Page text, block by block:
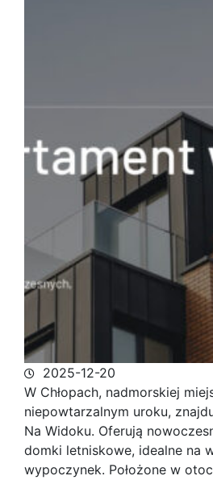
2025-12-20
W Chłopach, nadmorskiej
niepowtarzalnym uroku,
Na Widoku. Oferują
domki letniskowe, idealne na
wypoczynek. Położone w